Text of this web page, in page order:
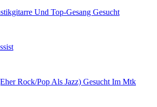
Und Top-Gesang Gesucht
Rock/Pop Als Jazz) Gesucht Im Mtk